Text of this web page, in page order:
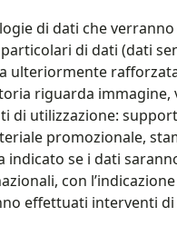
di dati che
di dati (dati
ulteriormente
riguarda immagine,
di utilizzazione:
promozionale,
se i dati
con
effettuati interventi